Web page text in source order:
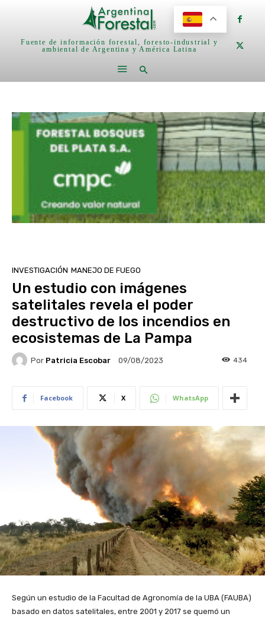
Fuente de información forestal, foresto-industrial y
ambiental de Argentina y América Latina
INVESTIGACIÓN MANEJO DE FUEGO
Un estudio con imágenes
satelitales revela el poder
destructivo de los incendios en
ecosistemas de La Pampa
Por Patricia Escobar 09/08/2023 434
Facebook X WhatsApp
Según un estudio de la Facultad de Agronomía de la UBA (FAUBA)
basado en datos satelitales, entre 2001 y 2017 se quemó un